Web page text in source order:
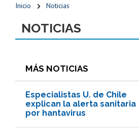
Inicio Noticias
NOTICIAS
MÁS NOTICIAS
Especialistas U. de Chile
explican la alerta sanitaria
por hantavirus